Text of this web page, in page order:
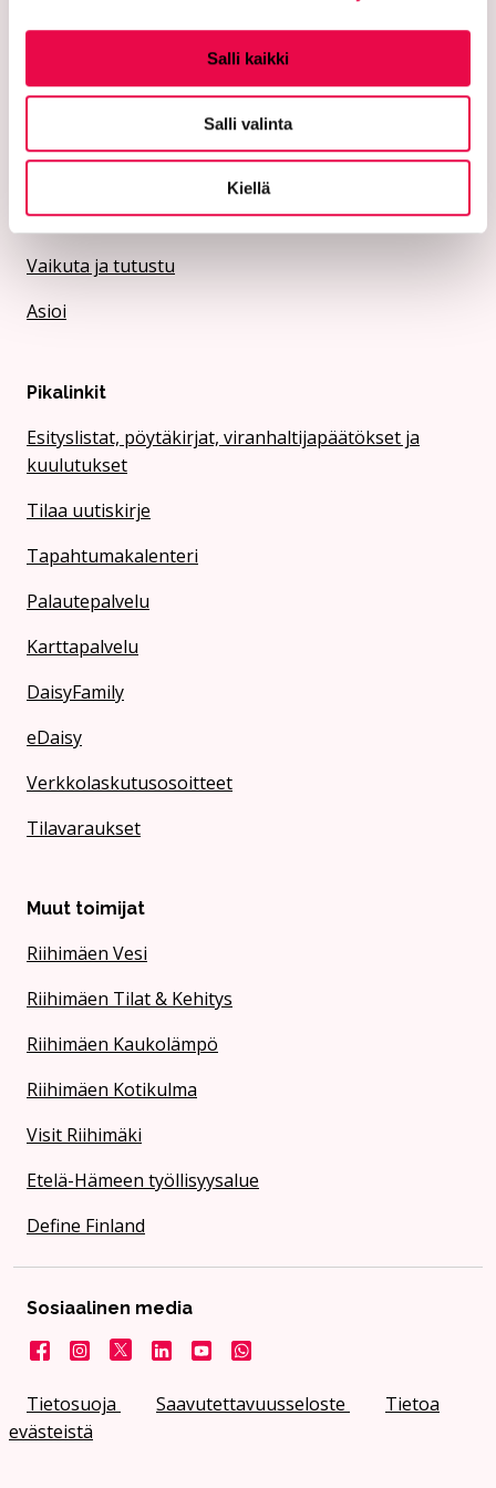
Salli kaikki
Salli valinta
Kiellä
Asu ja rakenna
Koe ja näe
Elä ja voi hyvin
Vaikuta ja tutustu
Asioi
Pikalinkit
Esityslistat, pöytäkirjat, viranhaltijapäätökset ja
kuulutukset
Tilaa uutiskirje
Tapahtumakalenteri
Palautepalvelu
Karttapalvelu
DaisyFamily
eDaisy
Verkkolaskutusosoitteet
Tilavaraukset
Muut toimijat
Riihimäen Vesi
Riihimäen Tilat & Kehitys
Riihimäen Kaukolämpö
Riihimäen Kotikulma
Visit Riihimäki
Etelä-Hämeen työllisyysalue
Define Finland
Tietosuoja Saavutettavuusseloste
Tietoa
evästeistä
Sosiaalinen media
FacebookInstagram
X LinkedInYouTubeKaupunki WhatsApissa